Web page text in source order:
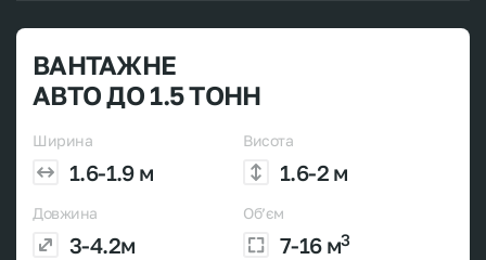
ВАНТАЖНЕ
АВТО ДО 1.5 ТОНН
Ширина
1.6-1.9 м
Висота
1.6-2 м
Довжина
3-4.2м
Об’єм
7-16 м3